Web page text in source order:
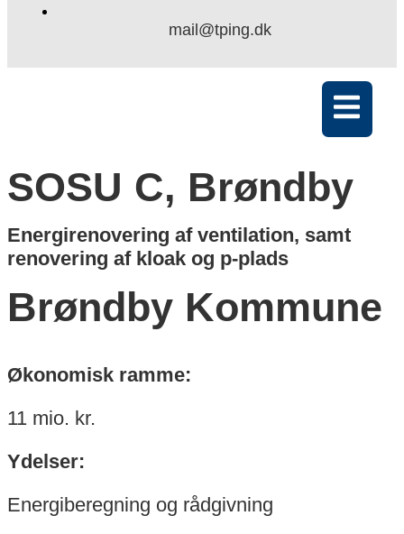
mail@tping.dk
SOSU C, Brøndby
Energirenovering af ventilation, samt
renovering af kloak og p-plads
Brøndby Kommune
Økonomisk ramme:
11 mio. kr.
Ydelser:
Energiberegning og rådgivning